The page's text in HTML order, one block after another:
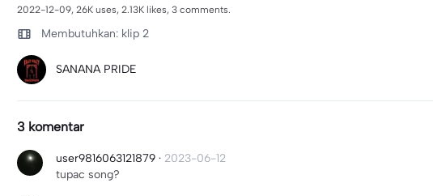
2022-12-09, 26K uses, 2.13K likes, 3 comments.
Membutuhkan: klip 2
SANANA PRIDE
3 komentar
user9816063121879 · 2023-06-12
tupac song?